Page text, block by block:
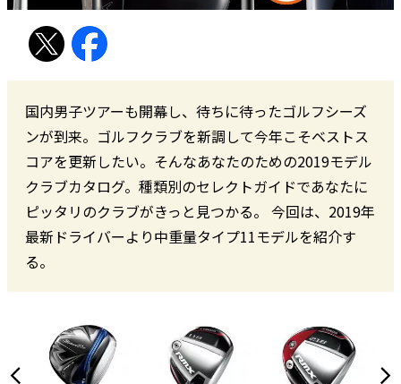
国内男子ツアーも開幕し、待ちに待ったゴルフシーズ
ンが到来。ゴルフクラブを新調して今年こそベストス
コアを更新したい。そんなあなたのための2019モデル
クラブカタログ。種類別のセレクトガイドであなたに
ピッタリのクラブがきっと見つかる。 今回は、2019年
最新ドライバーより中重量タイプ11モデルを紹介す
る。